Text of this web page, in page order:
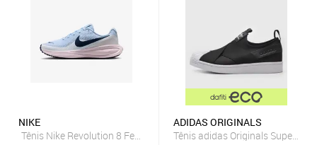
NIKE
Tênis Nike Revolution 8 Feminino
ADIDAS ORIGINALS
Tênis adidas Originals Superstar